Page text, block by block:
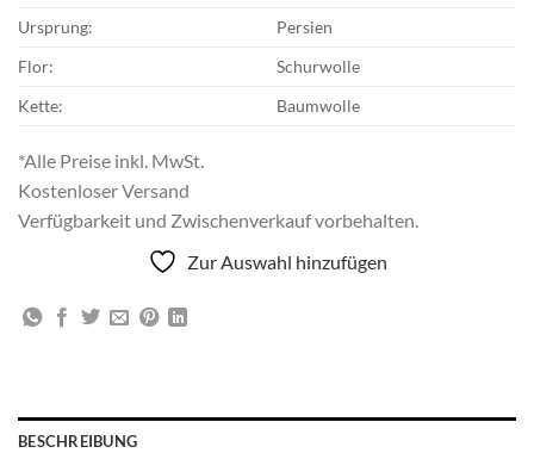
Ursprung:
Persien
Flor:
Schurwolle
Kette:
Baumwolle
*Alle Preise inkl. MwSt.
Kostenloser Versand
Verfügbarkeit und Zwischenverkauf vorbehalten.
Zur Auswahl hinzufügen
BESCHREIBUNG